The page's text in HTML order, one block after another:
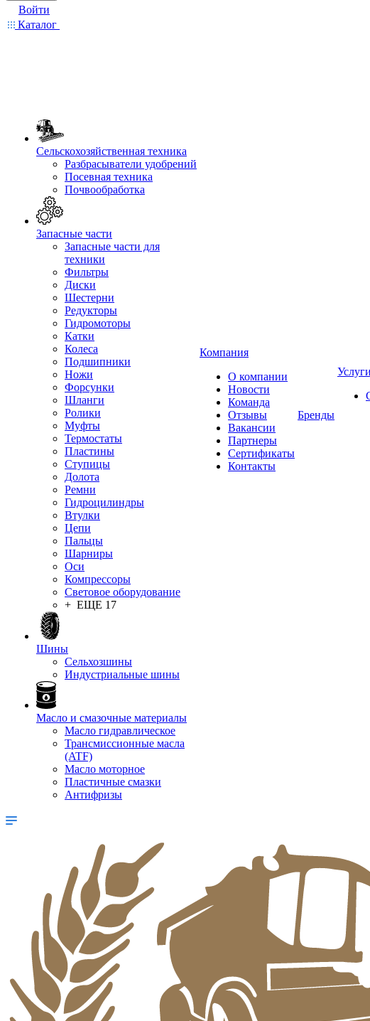
Войти
Каталог
Сельскохозяйственная техника
Разбрасыватели удобрений
Посевная техника
Почвообработка
Запасные части
Запасные части для
техники
Фильтры
Диски
Шестерни
Редукторы
Гидромоторы
Катки
Колеса
Подшипники
Ножи
Форсунки
Шланги
Ролики
Муфты
Термостаты
Пластины
Ступицы
Долота
Ремни
Гидроцилиндры
Втулки
Цепи
Пальцы
Шарниры
Оси
Компрессоры
Световое оборудование
+ ЕЩЕ 17
Шины
Сельхозшины
Индустриальные шины
Масло и смазочные материалы
Масло гидравлическое
Трансмиссионные масла
(ATF)
Масло моторное
Пластичные смазки
Антифризы
Компания
О компании
Новости
Команда
Отзывы
Вакансии
Партнеры
Сертификаты
Контакты
Бренды
Услуги